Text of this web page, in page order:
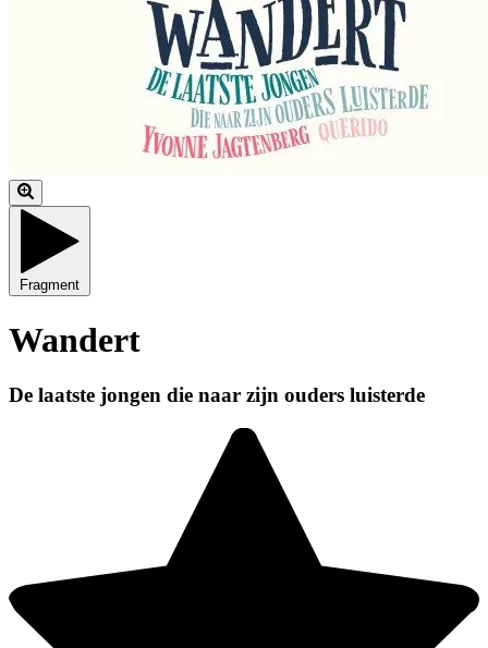
Fragment
Wandert
De laatste jongen die naar zijn ouders luisterde